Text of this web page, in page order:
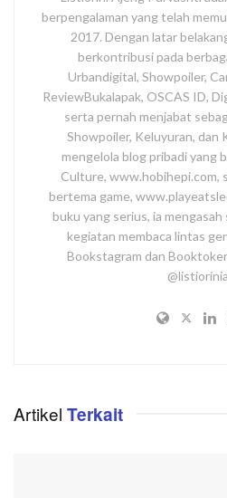
berpengalaman yang telah
2017. Dengan latar
berkontribusi pada
Urbandigital, Showpoiler,
ReviewBukalapak, OSCAS ID,
serta pernah menjabat
Showpoiler, Keluyuran, dan
mengelola blog pribadi yang
Culture, www.hobihepi.com,
bertema game,
buku yang serius, ia
kegiatan membaca lintas
Bookstagram dan
Artikel Terkait